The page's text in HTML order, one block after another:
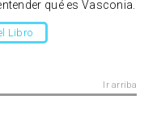
qué es Vasconia.
Libro
Ir arriba